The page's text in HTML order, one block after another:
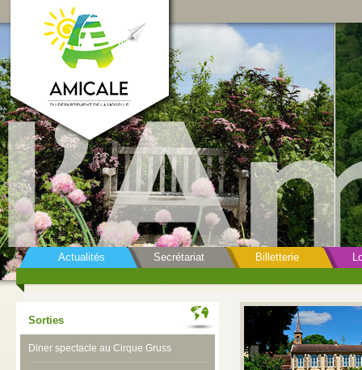
Actualités Secrétariat Billetterie
Sorties
Diner spectacle au Cirque Gruss